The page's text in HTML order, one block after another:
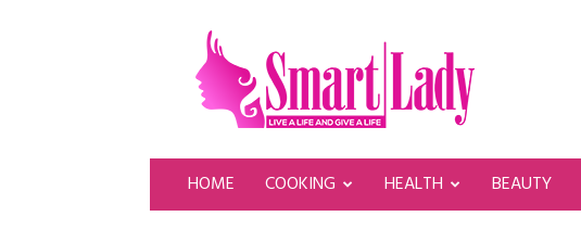
SmartLady
HOME COOKING HEALTH BEAUTY